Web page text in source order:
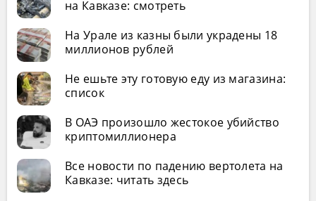
на Кавказе: смотреть
На Урале из казны были украдены 18
миллионов рублей
Не ешьте эту готовую еду из магазина:
список
В ОАЭ произошло жестокое убийство
криптомиллионера
Все новости по падению вертолета на
Кавказе: читать здесь